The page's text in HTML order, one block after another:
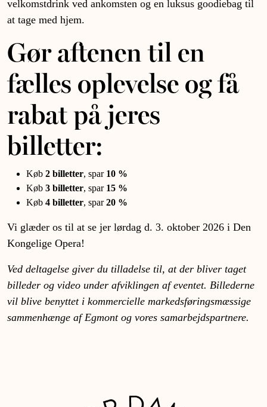
velkomstdrink ved ankomsten og en luksus goodiebag til
at tage med hjem.
Gør aftenen til en
fælles oplevelse og få
rabat på jeres
billetter:
Køb 2 billetter, spar 10 %
Køb 3 billetter, spar 15 %
Køb 4 billetter, spar20 %
Vi glæder os til at se jer lørdag d. 3. oktober 2026 i Den
Kongelige Opera!
Ved deltagelse giver du tilladelse til, at der bliver taget
billeder og video under afviklingen af eventet. Billederne
vil blive benyttet i kommercielle markedsføringsmæssige
sammenhænge af Egmont og vores samarbejdspartnere.